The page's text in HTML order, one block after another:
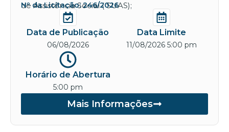
de Assistência Social ( SUAS);
Nº da Licitação: 246/2026
Data de Publicação
06/08/2026
Data Limite
11/08/2026 5:00 pm
Horário de Abertura
5:00 pm
Mais Informações